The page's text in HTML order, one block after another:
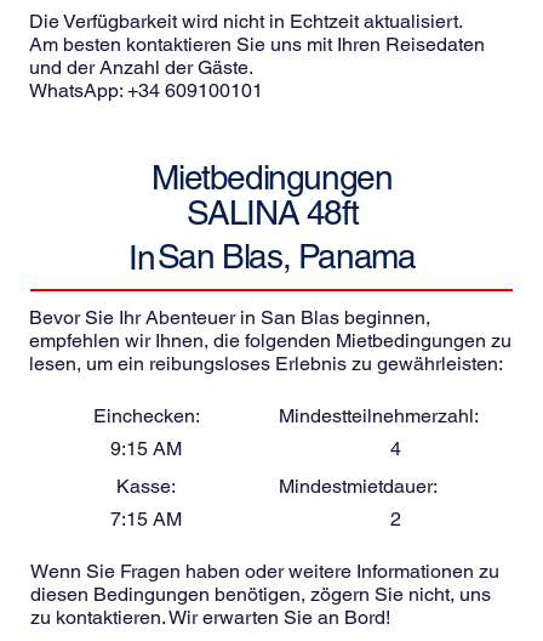
Die Verfügbarkeit wird nicht in Echtzeit aktualisiert.
Am besten kontaktieren Sie uns mit Ihren Reisedaten
und der Anzahl der Gäste.
WhatsApp: +34 609100101
Mietbedingungen
SALINA 48ft
InSan Blas, Panama
Bevor Sie Ihr Abenteuer in San Blas beginnen,
empfehlen wir Ihnen, die folgenden Mietbedingungen zu
lesen, um ein reibungsloses Erlebnis zu gewährleisten:
Einchecken:
9:15 AM
Kasse:
7:15 AM
Mindestteilnehmerzahl:
4
Mindestmietdauer:
2
Wenn Sie Fragen haben oder weitere Informationen zu
diesen Bedingungen benötigen, zögern Sie nicht, uns
zu kontaktieren. Wir erwarten Sie an Bord!